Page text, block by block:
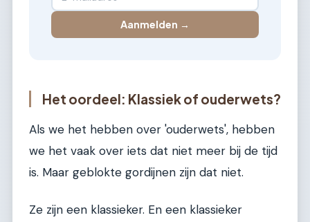
Aanmelden →
Het oordeel: Klassiek of ouderwets?
Als we het hebben over 'ouderwets', hebben
we het vaak over iets dat niet meer bij de tijd
is. Maar geblokte gordijnen zijn dat niet.
Ze zijn een klassieker. En een klassieker